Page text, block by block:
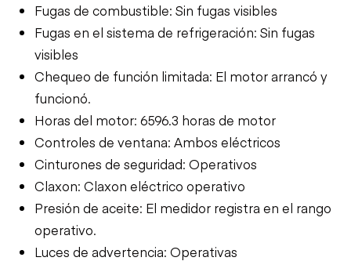
Fugas de combustible: Sin fugas visibles
Fugas en el sistema de refrigeración: Sin fugas
visibles
Chequeo de función limitada: El motor arrancó y
funcionó.
Horas del motor: 6596.3 horas de motor
Controles de ventana: Ambos eléctricos
Cinturones de seguridad: Operativos
Claxon: Claxon eléctrico operativo
Presión de aceite: El medidor registra en el rango
operativo.
Luces de advertencia: Operativas